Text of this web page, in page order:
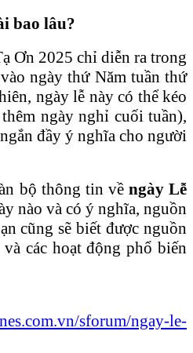
bao lâu?
Ơn 2025 chỉ diễn ra trong
ngày thứ Năm tuần thứ
ngày lễ này có thể kéo
ngày nghỉ cuối tuần),
đầy ý nghĩa cho người
bộ thông tin vềngày Lễ
nào và có ý nghĩa, nguồn
cũng sẽ biết được nguồn
các hoạt động phổ biến
sforum/ngay-le-